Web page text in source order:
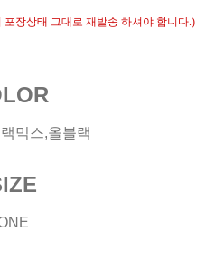
장상태 그대로 재발송 하셔야 합니다.)
믹스,올블랙